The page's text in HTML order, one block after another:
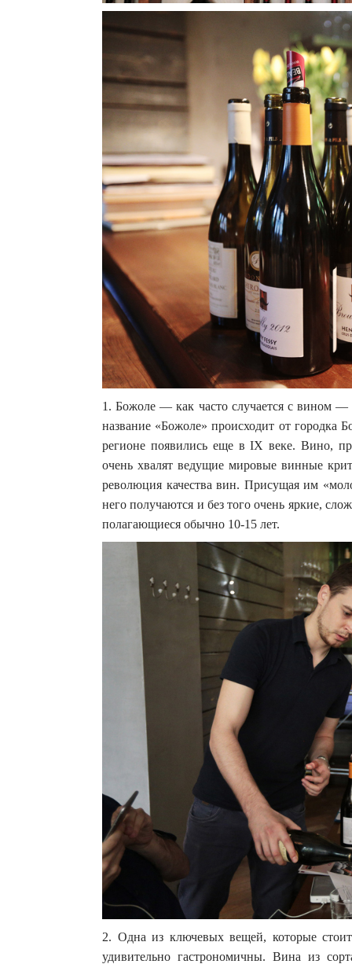
1. Божоле — как часто случается с вином
название «Божоле» происходит от городка
регионе появились еще в IX веке. Вино,
очень хвалят ведущие мировые винные
революция качества вин. Присущая им
него получаются и без того очень яркие,
полагающиеся обычно 10-15 лет.
2. Одна из ключевых вещей, которые
удивительно гастрономичны. Вина из